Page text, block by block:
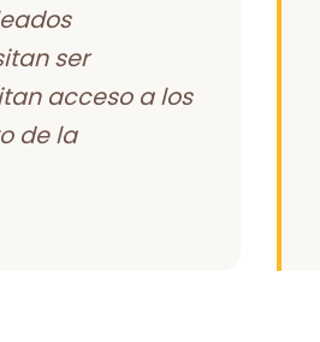
ser
acceso a los
de la